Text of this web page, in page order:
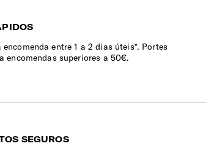
encomenda entre 1 a 2 dias úteis*. Portes
encomendas superiores a 50€.
SEGUROS